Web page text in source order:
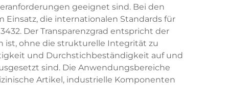
geeignet sind. Bei den
die internationalen Standards für
Der Transparenzgrad entspricht der
ist, ohne die strukturelle Integrität zu
und Durchstichbeständigkeit auf und
sind. Die Anwendungsbereiche
Artikel, industrielle Komponenten